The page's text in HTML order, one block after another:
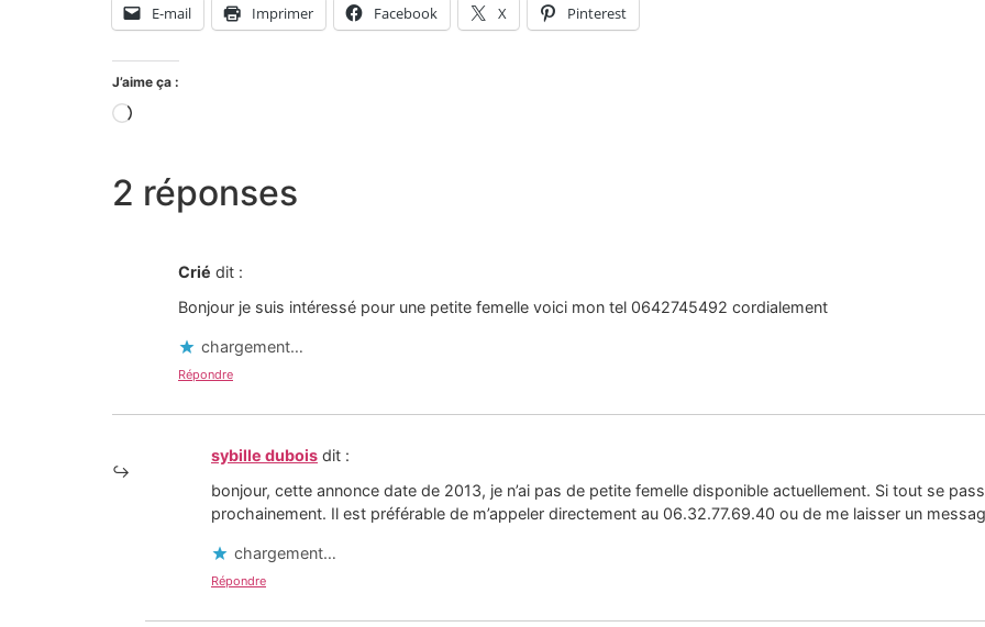
E-mail Imprimer Facebook X Pinterest
J’aime ça :
2 réponses
Crié dit :
Bonjour je suis intéressé pour une petite femelle voici mon tel 0642745492 cordialement
chargement…
Répondre
sybille dubois dit :
bonjour, cette annonce date de 2013, je n’ai pas de petite femelle disponible actuellement. Si tout se
prochainement. Il est préférable de m’appeler directement au 06.32.77.69.40 ou de me laisser un
chargement…
Répondre